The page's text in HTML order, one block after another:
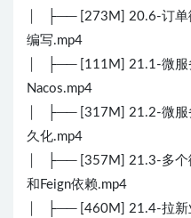
│ ├── [273M] 20.6-订单
编写.mp4
│ ├── [111M] 21.1-微服
Nacos.mp4
│ ├── [317M] 21.2-微服
久化.mp4
│ ├── [357M] 21.3-多个
和Feign依赖.mp4
│ ├── [460M] 21.4-拉新